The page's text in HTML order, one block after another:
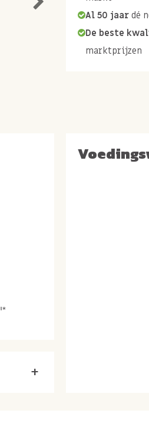
Al 50 jaar dé
De beste
marktprijzen
aroma, +